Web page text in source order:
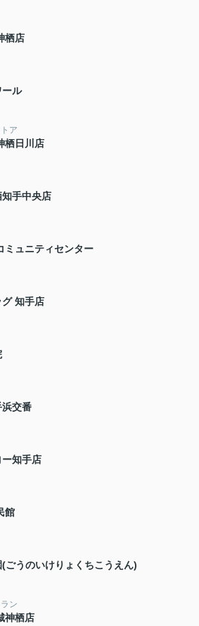
栖店
ール
ア
栖日川店
手中央店
ミュニティセンター
知手店
交番
知手店
館
ごうのいけりょくちこうえん)
ン
神栖店